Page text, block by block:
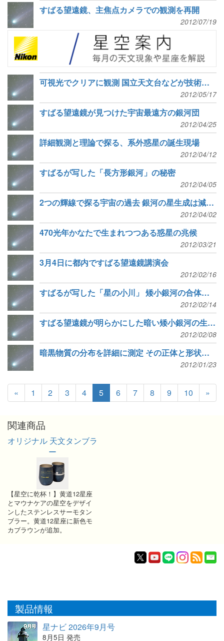
すばる望遠鏡、主焦点カメラでの観測を再開
2012/07/19
可視光でクリアに観測 国立天文台などが技術開発
2012/05/17
すばる望遠鏡が見つけた宇宙最遠方の銀河団
2012/04/25
詳細観測と理論で探る、系外惑星の誕生現場
2012/04/12
すばるが写した「長方形銀河」の秘密
2012/04/05
2つの輝線で探る宇宙の過去 銀河の星生成は減少傾向に
2012/04/02
470光年かなたで生まれつつある惑星の兆候
2012/03/21
3月4日に都内ですばる望遠鏡講演会
2012/02/16
すばるが写した「星の小川」 矮小銀河の合体現場
2012/02/14
すばる望遠鏡が明らかにした暗い矮小銀河の生い立ち
2012/02/08
暗黒物質の分布を詳細に測定 その正体と形状にせまる
2012/01/23
« 1 2 3 4 5 6 7 8 9 10 »
関連商品
オリジナル 天文タンブラ
ー
【星空に乾杯！】黄道12星座
とマウナケアの星空をデザイ
ンしたステンレスサーモタン
ブラー。黄道12星座に新色モ
カブラウンが追加。
製品情報
星ナビ 2026年9月号
8月5日 発売